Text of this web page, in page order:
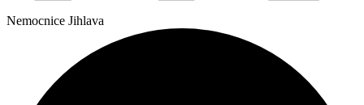
Nemocnice Jihlava